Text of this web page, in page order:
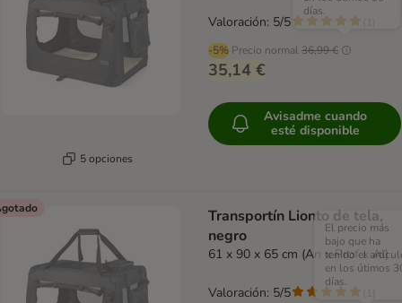
5 opciones
-5% Precio normal 36,99 €
días.
35,14 €
Valoración: 5/5
Avisadme cuando
esté disponible
Transportín Lionto de tela,
negro
61 x 90 x 65 cm (An x Prof x Al)
El precio más
bajo que ha
tenido el
en los útimos
días.
Valoración: 5/5